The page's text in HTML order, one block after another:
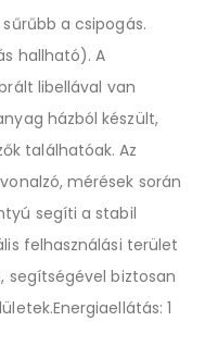
a csipogás.
hallható). A
libellával van
házból készült,
találhatóak. Az
mérések során
segíti a stabil
felhasználási terület
segítségével biztosan
1